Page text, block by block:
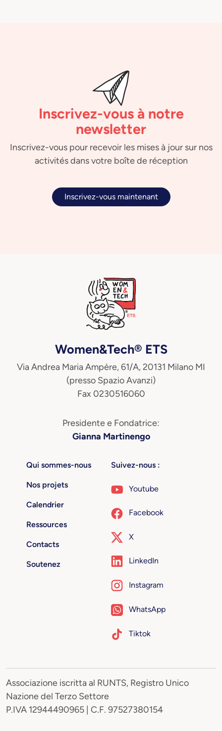
Inscrivez-vous à notre
newsletter
Inscrivez-vous pour recevoir les mises à jour sur nos
activités dans votre boîte de réception
Inscrivez-vous maintenant
Women&Tech® ETS
Via Andrea Maria Ampère, 61/A, 20131 Milano MI
(presso Spazio Avanzi)
Fax 0230516060
Presidente e Fondatrice:
Gianna Martinengo
Qui sommes-nous
Nos projets
Calendrier
Ressources
Contacts
Soutenez
Suivez-nous :
Youtube
Facebook
X
LinkedIn
Instagram
WhatsApp
Tiktok
Associazione iscritta al RUNTS, Registro Unico
Nazione del Terzo Settore
P.IVA 12944490965 | C.F. 97527380154